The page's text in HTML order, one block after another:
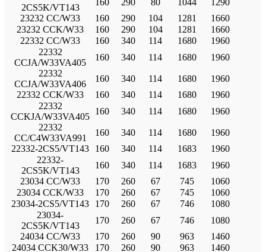
2CS5K/VT143
160 290 80 1044
1290
23232 CC/W33
160 290 104 1281
1660
23232 CCK/W33
160 290 104 1281
1660
22332 CC/W33
160 340 114 1680
1960
22332
CCJA/W33VA405
160 340 114 1680
1960
22332
CCJA/W33VA406
160 340 114 1680
1960
22332 CCK/W33
160 340 114 1680
1960
22332
CCKJA/W33VA405
160 340 114 1680
1960
22332
CC/C4W33VA991
160 340 114 1680
1960
22332-2CS5/VT143
160 340 114 1683
1960
22332-
2CS5K/VT143
160 340 114 1683
1960
23034 CC/W33
170 260 67 745
1060
23034 CCK/W33
170 260 67 745
1060
23034-2CS5/VT143
170 260 67 746
1080
23034-
2CS5K/VT143
170 260 67 746
1080
24034 CC/W33
170 260 90 963
1460
24034 CCK30/W33
170 260 90 963
1460